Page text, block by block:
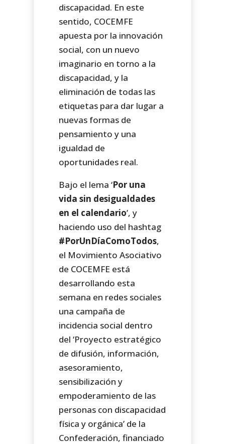
discapacidad. En este
sentido, COCEMFE
apuesta por la innovación
social, con un nuevo
imaginario en torno a la
discapacidad, y la
eliminación de todas las
etiquetas para dar lugar a
nuevas formas de
pensamiento y una
igualdad de
oportunidades real.
Bajo el lema ‘Por una
vida sin desigualdades
en el calendario’, y
haciendo uso del hashtag
#PorUnDíaComoTodos,
el Movimiento Asociativo
de COCEMFE está
desarrollando esta
semana en redes sociales
una campaña de
incidencia social dentro
del ‘Proyecto estratégico
de difusión, información,
asesoramiento,
sensibilización y
empoderamiento de las
personas con discapacidad
física y orgánica’ de la
Confederación, financiado